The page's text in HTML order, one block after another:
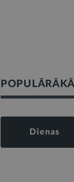
Dienas